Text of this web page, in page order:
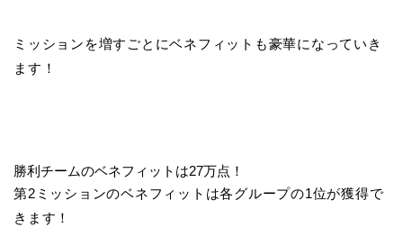
ミッションを増すごとにベネフィットも豪華になっていき
ます！
勝利チームのベネフィットは27万点！
第2ミッションのベネフィットは各グループの1位が獲得で
きます！